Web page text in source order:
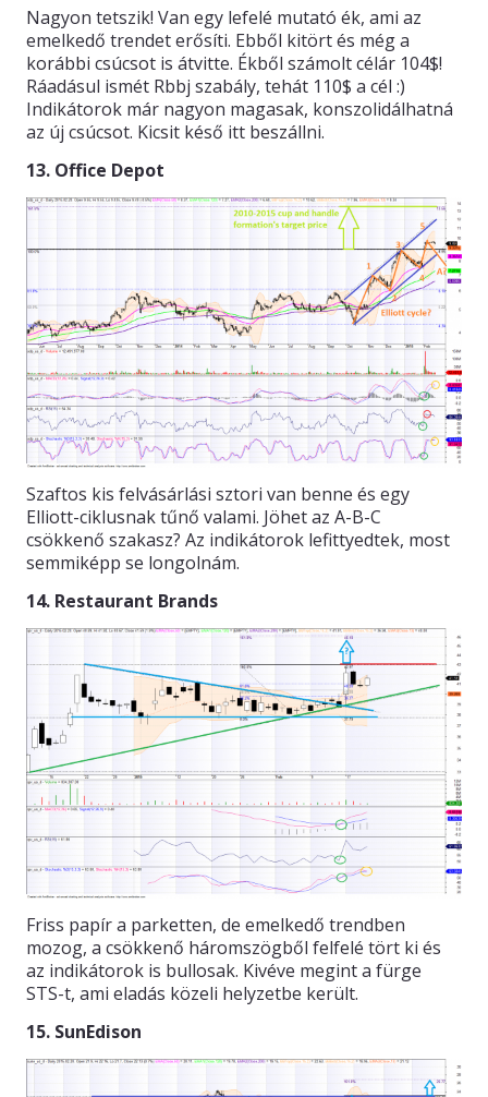
Nagyon tetszik! Van egy lefelé mutató ék, ami az
emelkedő trendet erősíti. Ebből kitört és még a
korábbi csúcsot is átvitte. Ékből számolt célár 104$!
Ráadásul ismét Rbbj szabály, tehát 110$ a cél :)
Indikátorok már nagyon magasak, konszolidálhatná
az új csúcsot. Kicsit késő itt beszállni.
13. Office Depot
Szaftos kis felvásárlási sztori van benne és egy
Elliott-ciklusnak tűnő valami. Jöhet az A-B-C
csökkenő szakasz? Az indikátorok lefittyedtek, most
semmiképp se longolnám.
14. Restaurant Brands
Friss papír a parketten, de emelkedő trendben
mozog, a csökkenő háromszögből felfelé tört ki és
az indikátorok is bullosak. Kivéve megint a fürge
STS-t, ami eladás közeli helyzetbe került.
15. SunEdison